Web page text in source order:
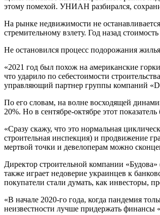
этому помехой. УНИАН разбирался,
На рынке недвижимости не
стремительному взлету. Год назад
Не остановился процесс подорожания
«2021 год был похож на американские
что ударило по себестоимости
управляющий партнер группы компаний
По его словам, на волне восходящей
20%. Но в сентябре-октябре этот
«Сразу скажу, что это нормальная
строительная инспекция) и продвижение
мертвой точки и девелоперам можно
Директор строительной компании
также играет недоверие украинцев к
покупатели стали думать, как инвесторы,
«В начале 2020-го года, когда пандемия
неизвестности лучше придержать финансы